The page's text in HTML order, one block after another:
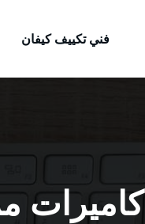
فني تكييف كيفان